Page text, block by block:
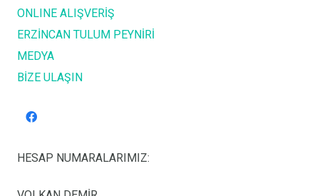
ONLINE ALIŞVERİŞ
ERZİNCAN TULUM PEYNİRİ
MEDYA
BİZE ULAŞIN
HESAP NUMARALARIMIZ: